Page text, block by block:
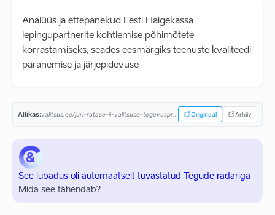
Analüüs ja ettepanekud Eesti Haigekassa
lepingupartnerite kohtlemise põhimõtete
korrastamiseks, seades eesmärgiks teenuste kvaliteedi
paranemise ja järjepidevuse
Allikas: Originaal Arhiiv
See lubadus oli automaatselt tuvastatud Tegude radariga
Mida see tähendab?